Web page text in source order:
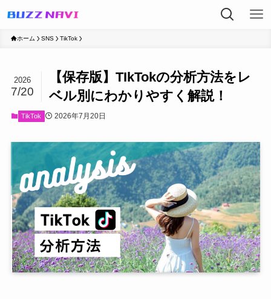
ホーム SNS TikTok
【保存版】TIkTokの分析方法をレ
ベル別にわかりやすく解説！
2026
7/20
TikTok 2026年7月20日